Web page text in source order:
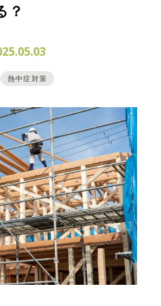
？
熱中症対策